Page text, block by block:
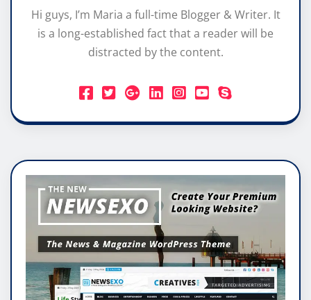
Hi guys, I’m Maria a full-time Blogger & Writer. It
is a long-established fact that a reader will be
distracted by the content.